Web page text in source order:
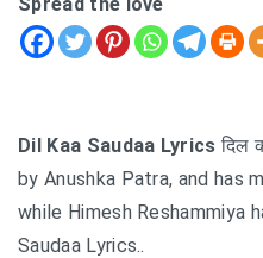
Dil Kaa Saudaa Lyrics दिल
by Anushka Patra, and has
while Himesh Reshammiya
Saudaa Lyrics..